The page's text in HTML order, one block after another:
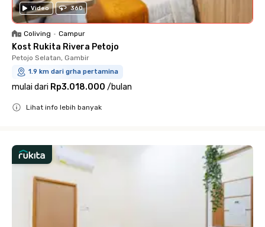
Video 360
Coliving • Campur
Kost Rukita Rivera Petojo
Petojo Selatan, Gambir
1.9 km dari grha pertamina
mulai dari Rp3.018.000 /bulan
Lihat info lebih banyak